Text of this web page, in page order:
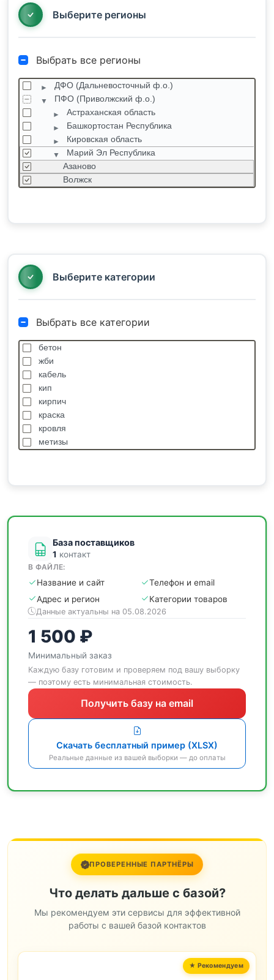
Выберите регионы
Выбрать все регионы
ДФО (Дальневосточный ф.о.)
ПФО (Приволжский ф.о.)
Астраханская область
Башкортостан Республика
Кировская область
Марий Эл Республика
Азаново
Волжск
Выберите категории
Выбрать все категории
бетон
жби
кабель
кип
кирпич
краска
кровля
метизы
База поставщиков
1 контакт
В ФАЙЛЕ:
Название и сайт
Телефон и email
Адрес и регион
Категории товаров
Данные актуальны на 05.08.2026
1 500 ₽
Минимальный заказ
Каждую базу готовим и проверяем под вашу выборку
— поэтому есть минимальная стоимость.
Получить базу на email
Скачать бесплатный пример (XLSX)
Реальные данные из вашей выборки — до оплаты
ПРОВЕРЕННЫЕ ПАРТНЁРЫ
Что делать дальше с базой?
Мы рекомендуем эти сервисы для эффективной
работы с вашей базой контактов